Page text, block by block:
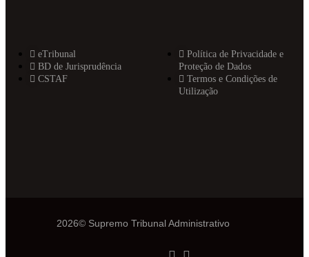
eTribunal
BD de Jurisprudência
CSTAF
Política de Privacidade e
Proteção de Dados
Termos e Condições de
Utilização
2026© Supremo Tribunal Administrativo